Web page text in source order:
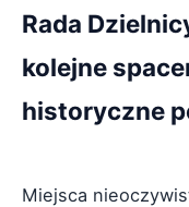
Rada
kolejne
historyczne
Miejsca